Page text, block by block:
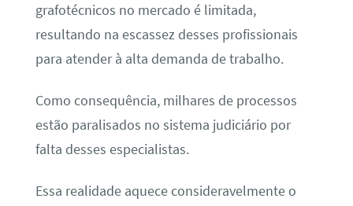
grafotécnicos no mercado é limitada,
resultando na escassez desses profissionais
para atender à alta demanda de trabalho.
Como consequência, milhares de processos
estão paralisados no sistema judiciário por
falta desses especialistas.
Essa realidade aquece consideravelmente o